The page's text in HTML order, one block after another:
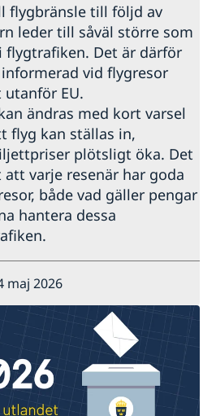
flygbränsle till följd av
leder till såväl större som
Det är därför
vid flygresor
EU.
ändras med kort varsel
flyg kan ställas in,
plötsligt öka. Det
varje resenär har goda
både vad gäller pengar
hantera dessa
maj 2026